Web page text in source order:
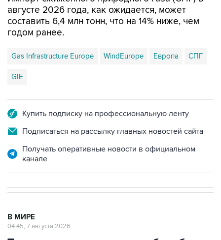
августе 2026 года, как ожидается, может
составить 6,4 млн тонн, что на 14% ниже, чем
годом ранее.
Gas Infrastructure Europe WindEurope Европа СПГ
GIE
Купить подписку на профессиональную ленту
Подписаться на рассылку главных новостей сайта
Получать оперативные новости в официальном
канале
В МИРЕ
04:45, 7 августа 2026